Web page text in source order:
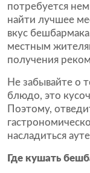
потребуется
найти лучшее
вкус
местным
получения
Не забывайте о
блюдо, это
Поэтому,
насладиться
Где кушать